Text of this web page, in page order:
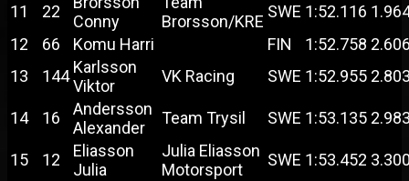
11 22
Conny
Brorsson/KRE
SWE 1:52.116
12
66 Komu Harri FIN 1:52.758
13
144 Karlsson
Viktor
VK Racing SWE 1:52.955
14 16
Andersson
Alexander
Team Trysil SWE 1:53.135
15 12
Eliasson
Julia
Julia Eliasson
Motorsport
SWE 1:53.452